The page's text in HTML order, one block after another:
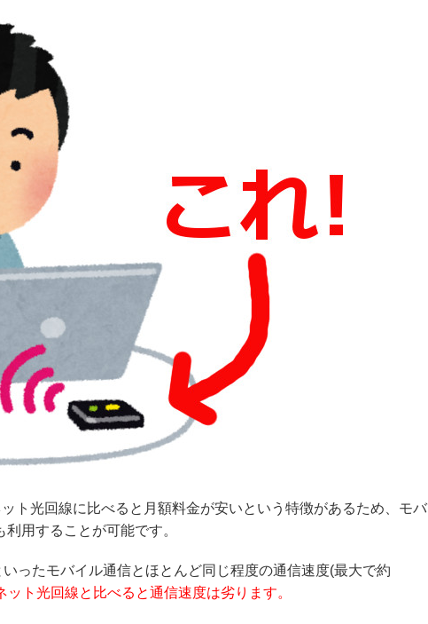
ト光回線に比べると月額料金が安いという特徴があるため、モバ
用することが可能です。
ったモバイル通信とほとんど同じ程度の通信速度(最大で約
ット光回線と比べると通信速度は劣ります。